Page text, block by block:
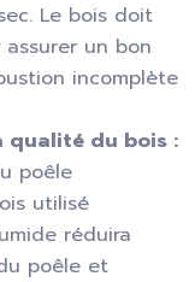
Le bois doit
un bon
incomplète
qualité du bois :
poêle
utilisé
réduira
poêle et